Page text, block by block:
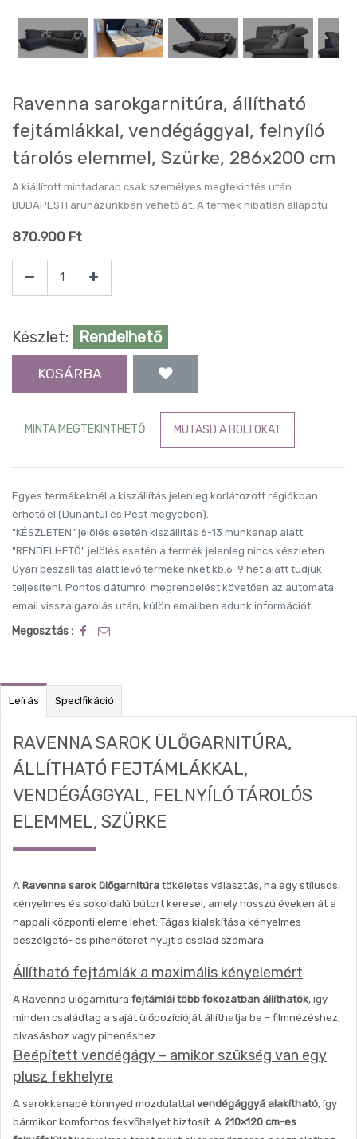
Ravenna sarokgarnitúra, állítható
fejtámlákkal, vendégággyal, felnyíló
tárolós elemmel, Szürke, 286x200 cm
A kiállított mintadarab csak személyes megtekintés után
BUDAPESTI áruházunkban vehető át. A termék hibátlan állapotú
870.900 Ft
Készlet: Rendelhető
KOSÁRBA
MINTA MEGTEKINTHETŐ MUTASD A BOLTOKAT
Egyes termékeknél a kiszállítás jelenleg korlátozott régiókban
érhető el (Dunántúl és Pest megyében).
"KÉSZLETEN" jelölés esetén kiszállítás 6-13 munkanap alatt.
"RENDELHETŐ" jelölés esetén a termék jelenleg nincs készleten.
Gyári beszállítás alatt lévő termékeinket kb.6-9 hét alatt tudjuk
teljesíteni. Pontos dátumról megrendelést követően az automata
email visszaigazolás után, külön emailben adunk információt.
Megosztás :
Leírás SpecIfikáció
RAVENNA SAROK ÜLŐGARNITÚRA,
ÁLLÍTHATÓ FEJTÁMLÁKKAL,
VENDÉGÁGGYAL, FELNYÍLÓ TÁROLÓS
ELEMMEL, SZÜRKE
A Ravenna sarok ülőgarnitúra tökéletes választás, ha egy stílusos,
kényelmes és sokoldalú bútort keresel, amely hosszú éveken át a
nappali központi eleme lehet. Tágas kialakítása kényelmes
beszélgető- és pihenőteret nyújt a család számára.
Állítható fejtámlák a maximális kényelemért
A Ravenna ülőgarnitúra fejtámlái több fokozatban állíthatók, így
minden családtag a saját ülőpozícióját állíthatja be – filmnézéshez,
olvasáshoz vagy pihenéshez.
Beépített vendégágy – amikor szükség van egy
plusz fekhelyre
A sarokkanapé könnyed mozdulattal vendégággyá alakítható, így
bármikor komfortos fekvőhelyet biztosít. A 210×120 cm-es